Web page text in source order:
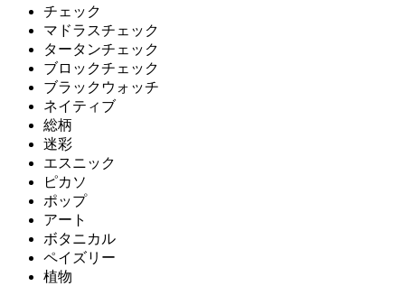
チェック
マドラスチェック
タータンチェック
ブロックチェック
ブラックウォッチ
ネイティブ
総柄
迷彩
エスニック
ピカソ
ポップ
アート
ボタニカル
ペイズリー
植物